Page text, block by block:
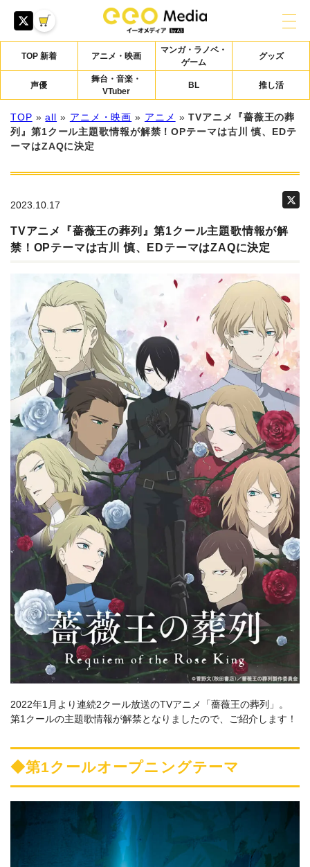
TOP 新着 アニメ・映画
マンガ・ラノベ・
ゲーム
グッズ
声優
舞台・音楽・
VTuber
BL 推し活
TOP »all » アニメ・映画 » アニメ »TVアニメ『薔薇王の葬
列』第1クール主題歌情報が解禁！OPテーマは古川 慎、EDテ
ーマはZAQに決定
2023.10.17
TVアニメ『薔薇王の葬列』第1クール主題歌情報が解
禁！OPテーマは古川 慎、EDテーマはZAQに決定
2022年1月より連続2クール放送のTVアニメ「薔薇王の葬列」。
第1クールの主題歌情報が解禁となりましたので、ご紹介します！
◆第1クールオープニングテーマ